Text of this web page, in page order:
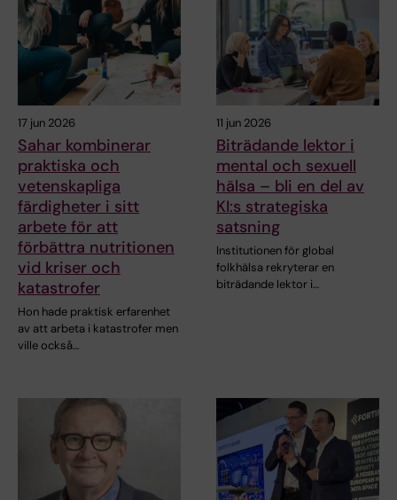
17 jun 2026
Sahar kombinerar
praktiska och
vetenskapliga
färdigheter i sitt
arbete för att
förbättra nutritionen
vid kriser och
katastrofer
Hon hade praktisk erfarenhet
av att arbeta i katastrofer men
ville också…
11 jun 2026
Biträdande lektor i
mental och sexuell
hälsa – bli en del av
KI:s strategiska
satsning
Institutionen för global
folkhälsa rekryterar en
biträdande lektor i…